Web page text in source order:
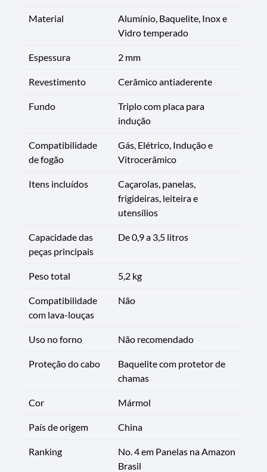
Material
Alumínio, Baquelite, Inox e
Vidro temperado
Espessura 2 mm
Revestimento Cerâmico antiaderente
Fundo
Triplo com placa para
indução
Compatibilidade
de fogão
Gás, Elétrico, Indução e
Vitrocerâmico
Itens incluídos
Caçarolas, panelas,
frigideiras, leiteira e
utensílios
Capacidade das
peças principais
De 0,9 a 3,5 litros
Peso total 5,2 kg
Compatibilidade
com lava-louças
Não
Uso no forno Não recomendado
Proteção do cabo
Baquelite com protetor de
chamas
Cor Mármol
País de origem China
Ranking
No. 4 em Panelas na Amazon
Brasil